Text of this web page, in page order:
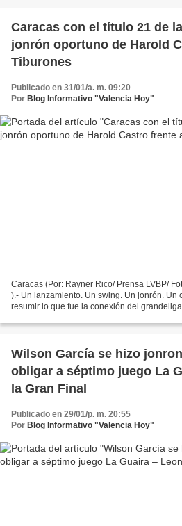
Caracas con el título 21 de
jonrón oportuno de Harold
Tiburones
Publicado en 31/01/a. m. 09:20
Por Blog Informativo "Valencia Hoy"
Caracas (Por: Rayner Rico/ Prensa LVBP/
).- Un lanzamiento. Un swing. Un jonrón. Un
resumir lo que fue la conexión del
Wilson García se hizo
obligar a séptimo juego La
la Gran Final
Publicado en 29/01/p. m. 20:55
Por Blog Informativo "Valencia Hoy"